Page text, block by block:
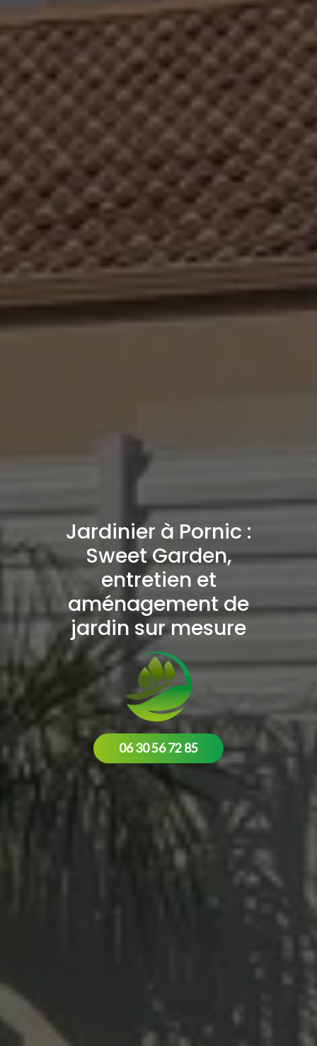
Jardinier à Pornic :
Sweet Garden,
entretien et
aménagement de
jardin sur mesure
06 30 56 72 85